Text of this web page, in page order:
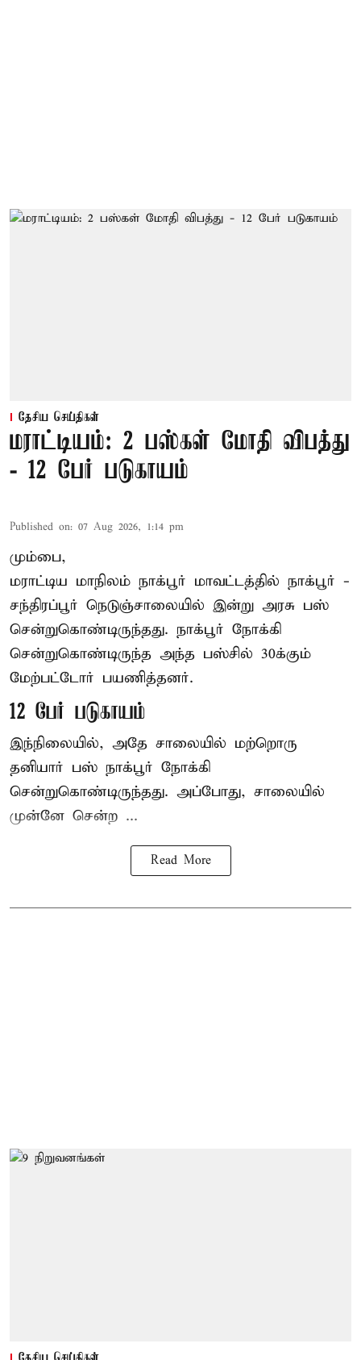
தேசிய செய்திகள்
மராட்டியம்: 2 பஸ்கள் மோதி விபத்து
- 12 பேர் படுகாயம்
Published on: 07 Aug 2026, 1:14 pm
மும்பை,
மராட்டிய மாநிலம் நாக்பூர் மாவட்டத்தில் நாக்பூர் -
சந்திரப்பூர் நெடுஞ்சாலையில் இன்று அரசு பஸ்
சென்றுகொண்டிருந்தது. நாக்பூர் நோக்கி
சென்றுகொண்டிருந்த அந்த பஸ்சில் 30க்கும்
மேற்பட்டோர் பயணித்தனர்.
12 பேர் படுகாயம்
இந்நிலையில், அதே சாலையில் மற்றொரு
தனியார் பஸ் நாக்பூர் நோக்கி
சென்றுகொண்டிருந்தது. அப்போது, சாலையில்
முன்னே சென்ற ...
Read More